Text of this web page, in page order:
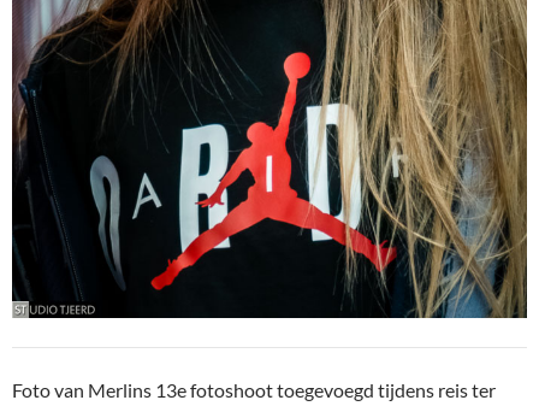
Foto van Merlins 13e fotoshoot toegevoegd tijdens reis ter